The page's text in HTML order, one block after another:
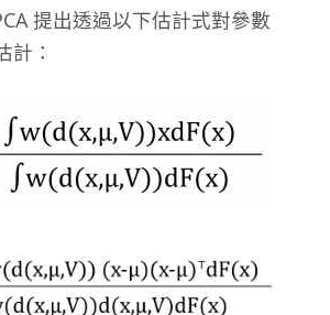
提出透過以下估計式對參數
計：